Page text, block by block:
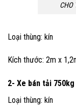
CHO
Loại thùng: kín
Kích thước: 2m x
2- Xe bán tải 750kg
Loại thùng: kín